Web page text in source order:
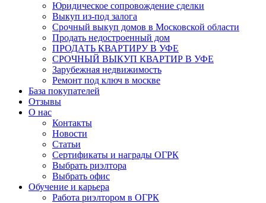
Юридическое сопровождение сделки
Выкуп из-под залога
Срочный выкуп домов в Московской области
Продать недостроенный дом
ПРОДАТЬ КВАРТИРУ В УФЕ
СРОЧНЫЙ ВЫКУП КВАРТИР В УФЕ
Зарубежная недвижимость
Ремонт под ключ в москве
База покупателей
Отзывы
О нас
Контакты
Новости
Статьи
Сертификаты и награды ОГРК
Выбрать риэлтора
Выбрать офис
Обучение и карьера
Работа риэлтором в ОГРК